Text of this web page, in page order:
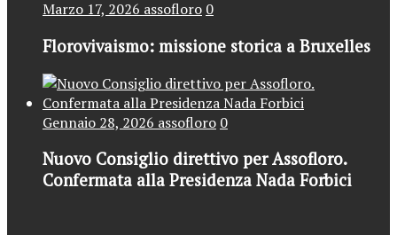
Marzo 17, 2026 assofloro 0
Florovivaismo: missione storica a Bruxelles
Gennaio 28, 2026 assofloro 0
Nuovo Consiglio direttivo per Assofloro.
Confermata alla Presidenza Nada Forbici